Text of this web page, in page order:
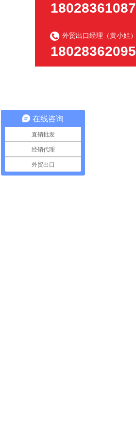
18028361087
外贸出口经理（黄小姐）
18028362095
在线咨询
直销批发
经销代理
外贸出口